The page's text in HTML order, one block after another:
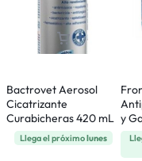
Bactrovet Aerosol
Cicatrizante
Curabicheras 420 mL
Llega el próximolunes
y